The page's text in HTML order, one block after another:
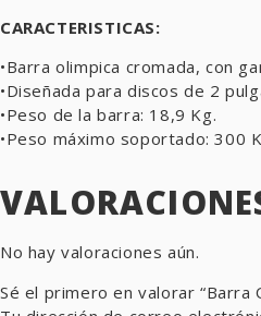
CARACTERISTICAS:
•Barra olimpica cromada, con
•Diseñada para discos de 2
•Peso de la barra: 18,9 Kg.
•Peso máximo soportado: 300
No hay valoraciones aún.
Sé el primero en valorar “Barra